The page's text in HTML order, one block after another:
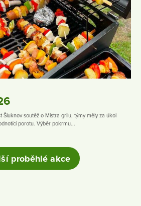
Šluknov soutěž o Mistra grilu, týmy měly za úkol
porotu. Výběr pokrmu...
proběhlé akce